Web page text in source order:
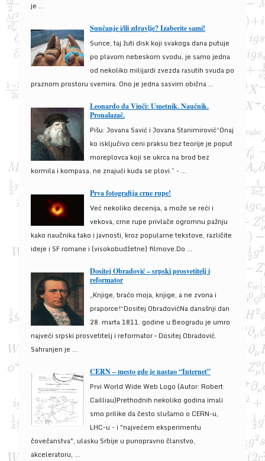
je ...
Sunčanje i/ili zdravlje? Izaberite sami!
Sunce, taj žuti disk koji svakoga dana putuje
po plavom nebeskom svodu, je samo jedna
od nekoliko milijardi zvezda rasutih svuda po
praznom prostoru svemira. Ono je jedna sasvim obična ...
Leonardo da Vinči: Umetnik. Naučnik.
Pronalazač.
Pišu: Jovana Savić i Jovana Stanimirović“Onaj
ko isključivo ceni praksu bez teorije je poput
moreplovca koji se ukrca na brod bez
kormila i kompasa, ne znajući kuda se plovi.” - ...
Prva fotografija crne rupe!
Već nekoliko decenija, a može se reći i
vekova, crne rupe privlače ogromnu pažnju
kako naučnika tako i javnosti, kroz popularne tekstove, različite
ideje i SF romane i (visokobudžetne) filmove.Do ...
Dositej Obradović – srpski prosvetitelj i
reformator
„Knjige, braćo moja, knjige, a ne zvona i
praporce!“Dositej ObradovićNa današnji dan
28. marta 1811. godine u Beogradu je umro
najveći srpski prosvetitelj i reformator – Dositej Obradović.
Sahranjen je ...
CERN – mesto gde je nastao “Internet”
Prvi World Wide Web Logo (Autor: Robert
Cailliau)Prethodnih nekoliko godina imali
smo prilike da često slušamo o CERN-u,
LHC-u - i "najvećem eksperimentu
čovečanstva", ulasku Srbije u punopravno članstvo,
akceleratoru, ...